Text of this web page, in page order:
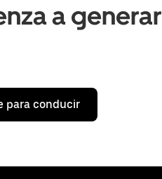
a
para conducir